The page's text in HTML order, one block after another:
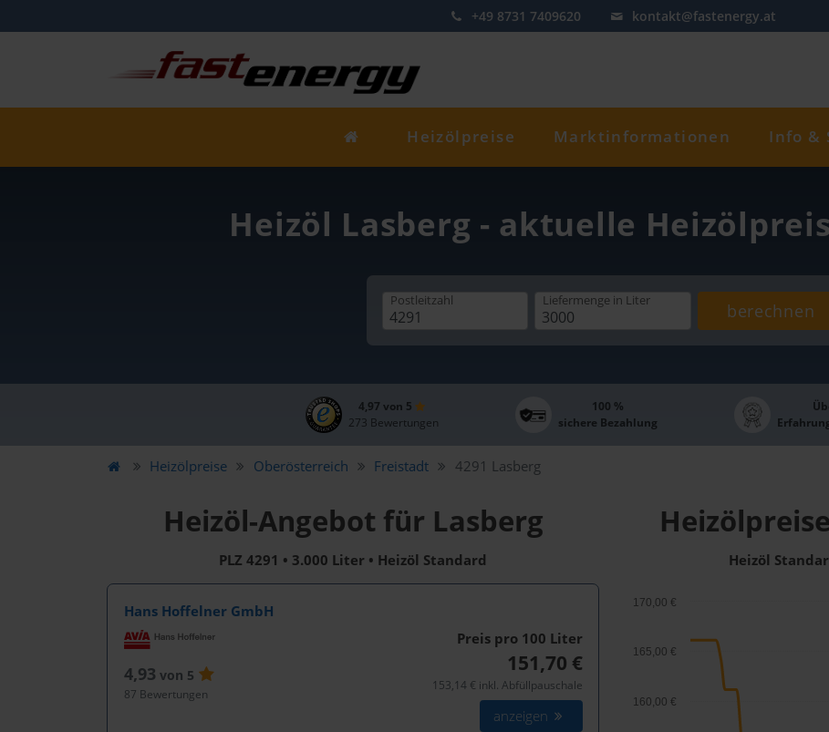
+49 8731 7409620 kontakt@fastenergy.at
Heizölpreise Marktinformationen Info &
Heizöl Lasberg - aktuelle
Postleitzahl Liefermenge in Liter berechnen
4,97 von 5
273 Bewertungen
100 %
sichere Bezahlung
Heizölpreise Oberösterreich Freistadt 4291 Lasberg
Heizöl-Angebot für Lasberg
PLZ 4291 • 3.000 Liter • Heizöl Standard
Hans Hoffelner GmbH
4,93 von 5
87 Bewertungen
Preis pro 100 Liter
151,70 €
153,14 € inkl. Abfüllpauschale
anzeigen
Heizöl
160,00 €
165,00 €
170,00 €